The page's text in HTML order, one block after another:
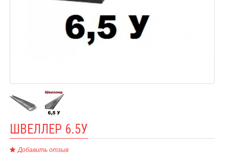
ШВЕЛЛЕР 6.5У
Добавить отзыв